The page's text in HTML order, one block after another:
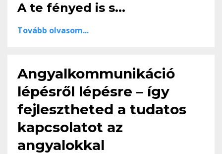
A te fényed is s...
Tovább olvasom...
Angyalkommunikáció
lépésről lépésre – így
fejlesztheted a tudatos
kapcsolatot az
angyalokkal